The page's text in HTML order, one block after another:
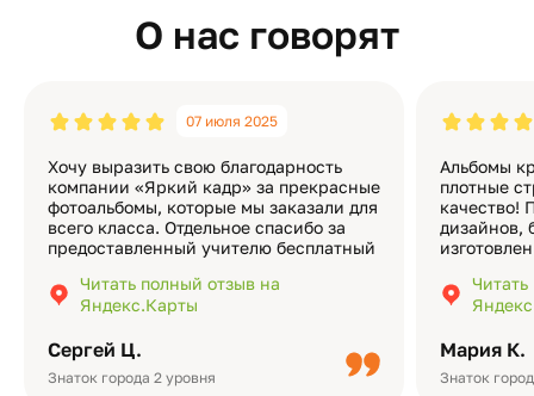
О нас говорят
Сергей Ц.
Знаток города 2 уровня
07 июля 2025
Хочу выразить свою благодарность
компании «Яркий кадр» за прекрасные
фотоальбомы, которые мы заказали для
всего класса. Отдельное спасибо за
предоставленный учителю бесплатный
подчёркивает значимость события.
Качество альбомов на высшем уровне:
Читать полный отзыв на
Яндекс.Карты
Мария К.
Знаток
Альбомы
плотные
качество!
дизайнов,
добавить
видео с